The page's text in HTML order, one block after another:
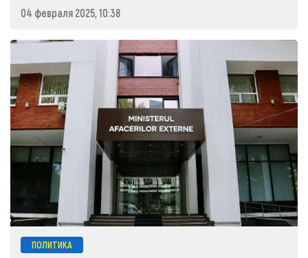
04 февраля 2025, 10:38
ПОЛИТИКА